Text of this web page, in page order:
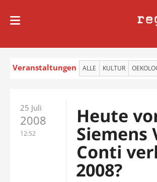
Veranstaltungen ALLE KULTUR
25 Juli
2008
12:52
Heute
Siemens
Conti
2008?